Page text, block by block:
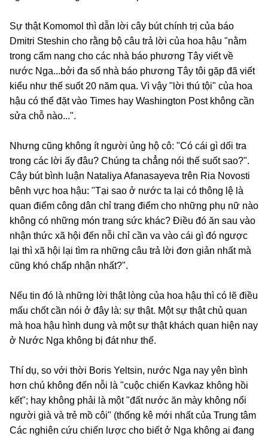
Sự thật Komomol thì dẫn lời cây bút chính trị của báo
Dmitri Steshin cho rằng bộ câu trả lời của hoa hậu "nằm
trong cẩm nang cho các nhà báo phương Tây viết về
nước Nga...bởi đa số nhà báo phương Tây tôi gặp đã viết
kiểu như thế suốt 20 năm qua. Vì vậy "lời thú tội" của hoa
hậu có thể đặt vào Times hay Washington Post không cần
sửa chỗ nào...".
Nhưng cũng không ít người ủng hộ cô: "Có cái gì dối tra
trong các lời ấy đâu? Chúng ta chẳng nói thế suốt sao?".
Cây bút bình luận Nataliya Afanasayeva trên Ria Novosti
bênh vực hoa hậu: "Tại sao ở nước ta lại có thông lệ là
quan điểm công dân chỉ trang điểm cho những phụ nữ nào
không có những món trang sức khác? Điều đó ăn sau vào
nhận thức xã hội đến nỗi chỉ cần va vào cái gì đó ngược
lại thì xã hội lại tìm ra những câu trả lời đơn giản nhất mà
cũng khó chấp nhận nhất?".
Nếu tin đó là những lời thật lòng của hoa hậu thì có lẽ điều
mấu chốt cần nói ở đây là: sự thật. Một sự thật chủ quan
mà hoa hậu hình dung và một sự thật khách quan hiện nay
ở Nước Nga không bị đát như thế.
Thí dụ, so với thời Boris Yeltsin, nước Nga nay yên bình
hơn chú không đến nỗi là "cuộc chiến Kavkaz không hồi
kết"; hay không phải là một "đất nước ăn mày không nổi
người già và trẻ mồ côi" (thống kê mới nhất của Trung tâm
Các nghiên cứu chiến lược cho biết ở Nga không ai đang